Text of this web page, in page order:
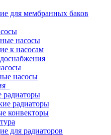
для мембранных баков
насосы
к насосам
насосы
радиаторы
конвекторы
для радиаторов